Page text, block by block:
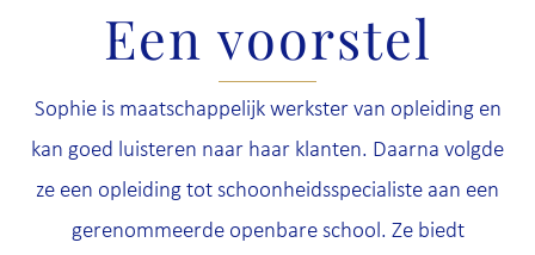
Een voorstel
Sophie is maatschappelijk werkster van opleiding en
kan goed luisteren naar haar klanten. Daarna volgde
ze een opleiding tot schoonheidsspecialiste aan een
gerenommeerde openbare school. Ze biedt